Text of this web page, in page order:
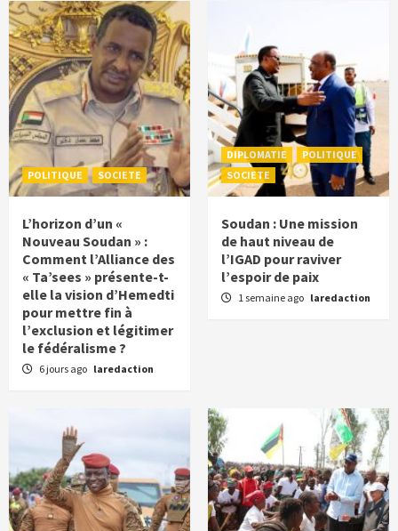
POLITIQUE SOCIETE
L’horizon d’un «
Nouveau Soudan » :
Comment l’Alliance des
« Ta’sees » présente-t-
elle la vision d’Hemedti
pour mettre fin à
l’exclusion et légitimer
le fédéralisme ?
6 jours ago laredaction
DIPLOMATIE
POLITIQUE
SOCIETE
Soudan : Une mission
de haut niveau de
l’IGAD pour raviver
l’espoir de paix
1 semaine ago laredaction